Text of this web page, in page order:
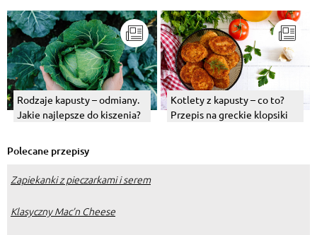
Rodzaje kapusty – odmiany.
Jakie najlepsze do kiszenia?
Kotlety z kapusty – co to?
Przepis na greckie klopsiki
Polecane przepisy
Zapiekanki z pieczarkami i serem
Klasyczny Mac’n Cheese